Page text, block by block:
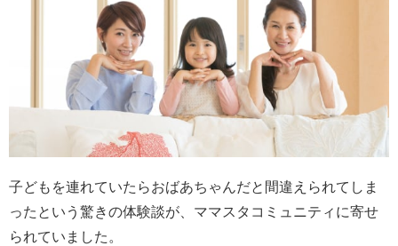
子どもを連れていたらおばあちゃんだと間違えられてしま
ったという驚きの体験談が、ママスタコミュニティに寄せ
られていました。